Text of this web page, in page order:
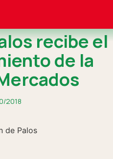
recibe el
de la
2018